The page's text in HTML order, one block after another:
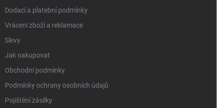
Dodací a platební podmínky
Vrácení zboží a reklamace
Slevy
Jak nakupovat
Obchodní podmínky
Podmínky ochrany osobních údajů
Pojištění zásilky